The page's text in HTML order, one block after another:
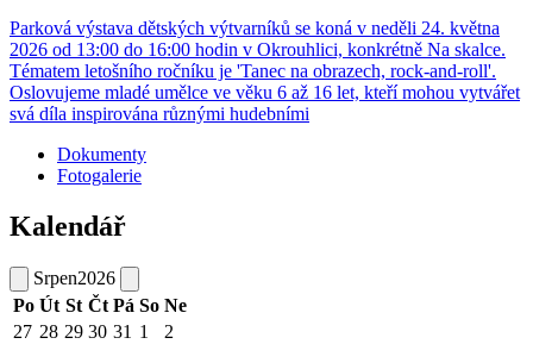
Parková výstava dětských výtvarníků se koná v neděli 24. května
2026 od 13:00 do 16:00 hodin v Okrouhlici, konkrétně Na skalce.
Tématem letošního ročníku je 'Tanec na obrazech, rock-and-roll'.
Oslovujeme mladé umělce ve věku 6 až 16 let, kteří mohou vytvářet
svá díla inspirována různými hudebními
Dokumenty
Fotogalerie
Kalendář
Srpen2026
Po Út St Čt Pá So Ne
27 28 29 30 31 1
2